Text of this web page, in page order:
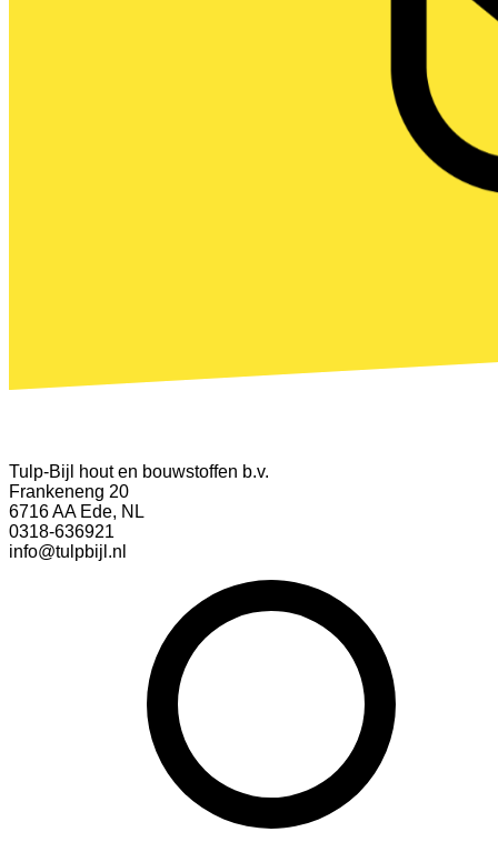
Tulp-Bijl hout en bouwstoffen b.v.
Frankeneng 20
6716 AA Ede, NL
0318-636921
info@tulpbijl.nl